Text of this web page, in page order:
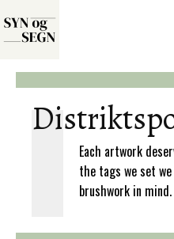
Each artwork
the tags we set
brushwork in mind.